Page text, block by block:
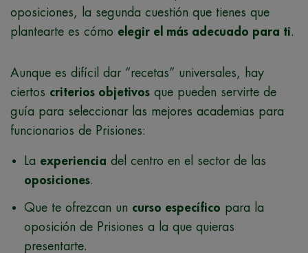
oposiciones, la segunda cuestión que tienes que
plantearte es cómo elegir el más adecuado para ti
Aunque es difícil dar “recetas” universales, hay
ciertos criterios objetivos que pueden servirte de
guía para seleccionar las mejores academias para
funcionarios de Prisiones:
La experiencia del centro en el sector de las
oposiciones
Que te ofrezcan un curso específico para la
oposición de Prisiones a la que quieras
presentarte.